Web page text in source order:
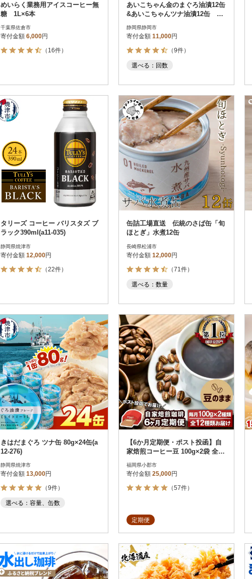
めいらく業務用アイスコーヒー無
糖 1L×6本
千葉県佐倉市
寄付金額 6,000円
（16件）
あいこちゃん金のまぐろ油漬12缶
&あいこちゃんツナ油漬12缶 合
静岡県静岡市
寄付金額 11,000円
（9件）
選べる：回数
タリーズ コーヒー バリスタズ ブ
ラック390ml(a11-035)
静岡県焼津市
寄付金額 12,000円
（22件）
缶詰工場直送 伝統のさば缶「旬
ほとぎ」水煮12缶
長崎県松浦市
寄付金額 12,000円
（71件）
選べる：数量
きはだまぐろ ツナ缶 80g×24缶(a
12-276)
静岡県焼津市
寄付金額 13,000円
（9件）
選べる：容量、缶数
【6か月定期便・ポスト投函】自
家焙煎コーヒー豆 100g×2袋 全12
福岡県小郡市
寄付金額 25,000円
（57件）
定期便